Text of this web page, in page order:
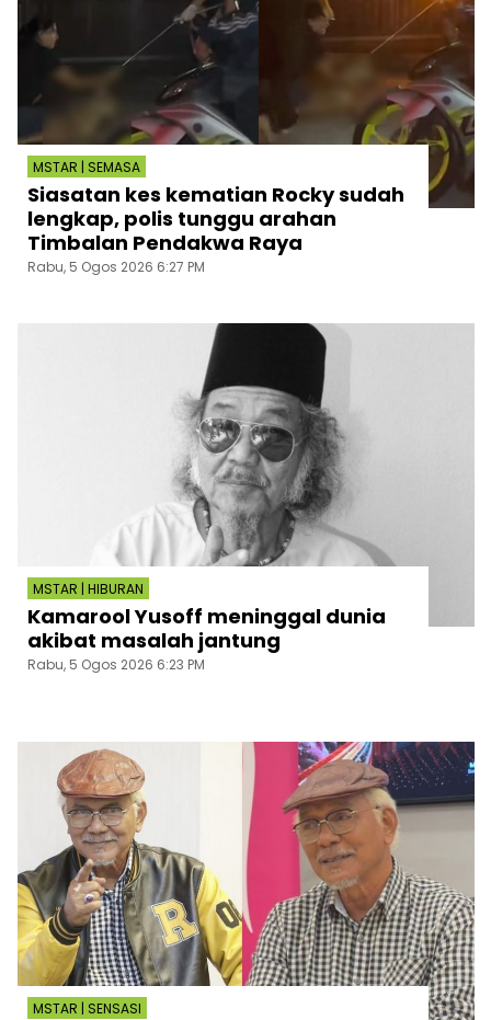
MSTAR | SEMASA
Siasatan kes kematian Rocky sudah
lengkap, polis tunggu arahan
Timbalan Pendakwa Raya
Rabu, 5 Ogos 2026 6:27 PM
MSTAR | HIBURAN
Kamarool Yusoff meninggal dunia
akibat masalah jantung
Rabu, 5 Ogos 2026 6:23 PM
MSTAR | SENSASI